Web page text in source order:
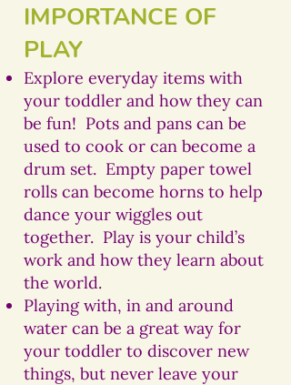
IMPORTANCE OF
PLAY
Explore everyday items with
your toddler and how they can
be fun! Pots and pans can be
used to cook or can become a
drum set. Empty paper towel
rolls can become horns to help
dance your wiggles out
together. Play is your child’s
work and how they learn about
the world.
Playing with, in and around
water can be a great way for
your toddler to discover new
things, but never leave your